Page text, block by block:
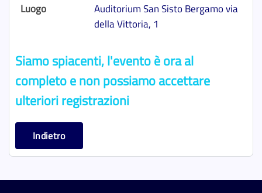
Luogo
Auditorium San Sisto Bergamo via
della Vittoria, 1
Siamo spiacenti, l'evento è ora al
completo e non possiamo accettare
ulteriori registrazioni
Indietro